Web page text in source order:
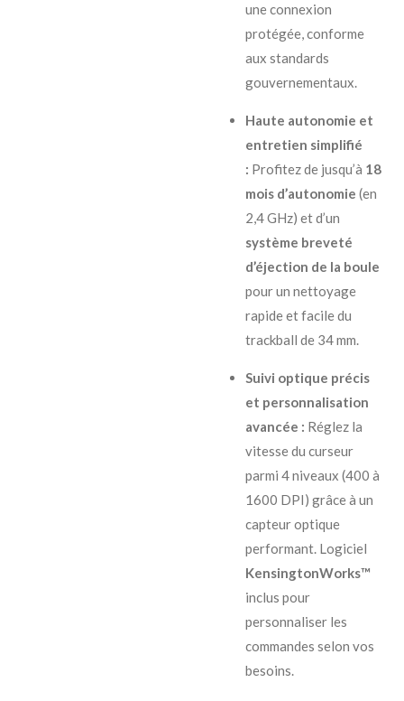
une connexion
protégée, conforme
aux standards
gouvernementaux.
Haute autonomie et
entretien simplifié
: Profitez de jusqu’à 18
mois d’autonomie (en
2,4 GHz) et d’un
système breveté
d’éjection de la boule
pour un nettoyage
rapide et facile du
trackball de 34 mm.
Suivi optique précis
et personnalisation
avancée : Réglez la
vitesse du curseur
parmi 4 niveaux (400 à
1600 DPI) grâce à un
capteur optique
performant. Logiciel
KensingtonWorks™
inclus pour
personnaliser les
commandes selon vos
besoins.